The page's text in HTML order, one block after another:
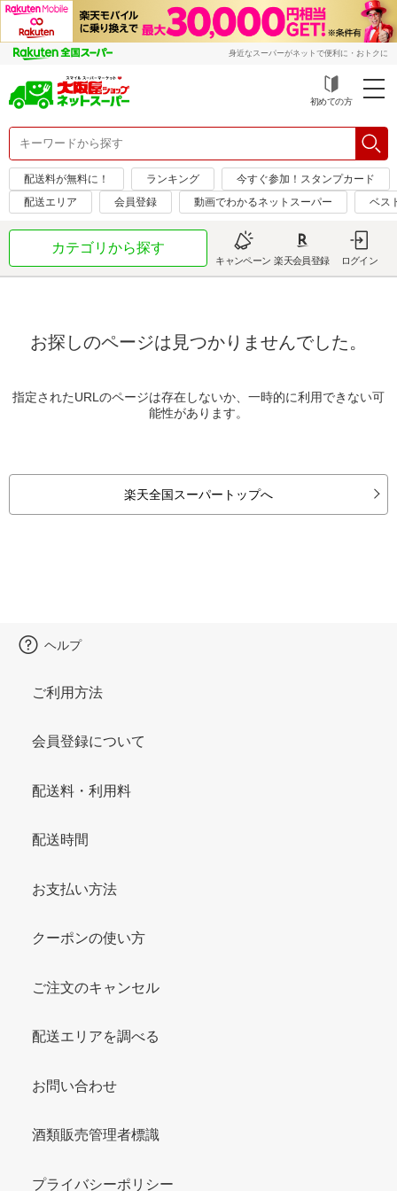
身近なスーパーがネットで便利に・おトクに
初めての方
配送料が無料に！ ランキング
今すぐ参加！スタンプカード
配送エリア
会員登録 動画でわかるネットスーパー ベス
カテゴリから探す
キャンペーン 楽天会員登録 ログイン
お探しのページは見つかりませんでした。
指定されたURLのページは存在しないか、一時的に利用できない可
能性があります。
楽天全国スーパートップへ
ヘルプ
ご利用方法
会員登録について
配送料・利用料
配送時間
お支払い方法
クーポンの使い方
ご注文のキャンセル
配送エリアを調べる
お問い合わせ
酒類販売管理者標識
プライバシーポリシー